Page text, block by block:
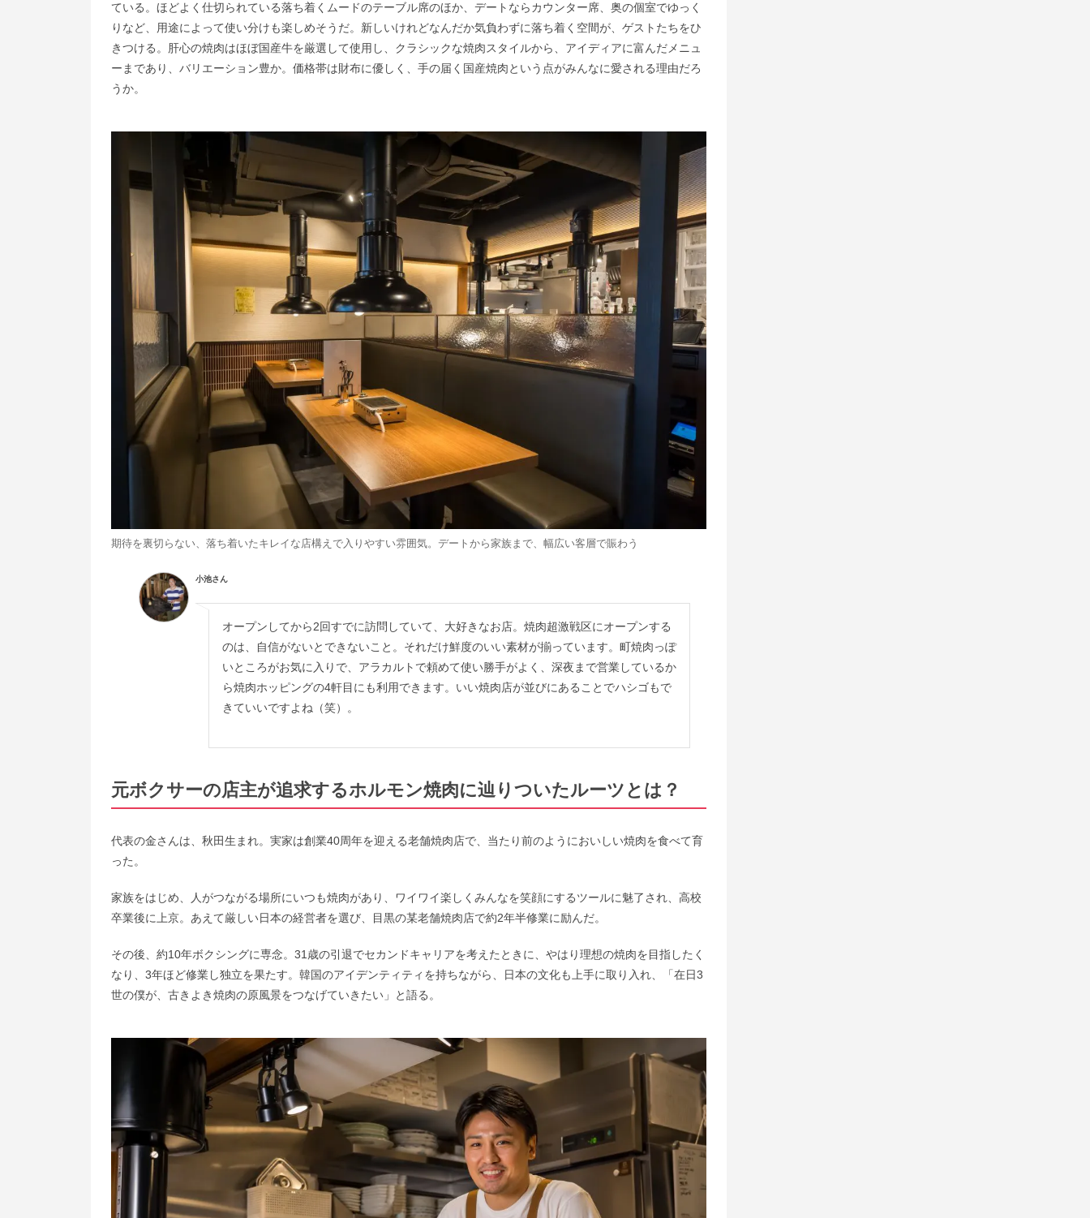
ている。ほどよく仕切られている落ち着くムードのテーブル席のほか、デートならカウンター席、奥の個室でゆっく
りなど、用途によって使い分けも楽しめそうだ。新しいけれどなんだか気負わずに落ち着く空間が、ゲストたちをひ
きつける。肝心の焼肉はほぼ国産牛を厳選して使用し、クラシックな焼肉スタイルから、アイディアに富んだメニュ
ーまであり、バリエーション豊か。価格帯は財布に優しく、手の届く国産焼肉という点がみんなに愛される理由だろ
うか。
期待を裏切らない、落ち着いたキレイな店構えで入りやすい雰囲気。デートから家族まで、幅広い客層で賑わう
小池さん
オープンしてから2回すでに訪問していて、大好きなお店。焼肉超激戦区にオープンする
のは、自信がないとできないこと。それだけ鮮度のいい素材が揃っています。町焼肉っぽ
いところがお気に入りで、アラカルトで頼めて使い勝手がよく、深夜まで営業しているか
ら焼肉ホッピングの4軒目にも利用できます。いい焼肉店が並びにあることでハシゴもで
きていいですよね（笑）。
元ボクサーの店主が追求するホルモン焼肉に辿りついたルーツとは？
代表の金さんは、秋田生まれ。実家は創業40周年を迎える老舗焼肉店で、当たり前のようにおいしい焼肉を食べて育
った。
家族をはじめ、人がつながる場所にいつも焼肉があり、ワイワイ楽しくみんなを笑顔にするツールに魅了され、高校
卒業後に上京。あえて厳しい日本の経営者を選び、目黒の某老舗焼肉店で約2年半修業に励んだ。
その後、約10年ボクシングに専念。31歳の引退でセカンドキャリアを考えたときに、やはり理想の焼肉を目指したく
なり、3年ほど修業し独立を果たす。韓国のアイデンティティを持ちながら、日本の文化も上手に取り入れ、「在日3
世の僕が、古きよき焼肉の原風景をつなげていきたい」と語る。